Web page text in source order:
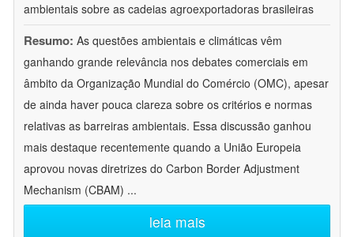
ambientais sobre as cadeias agroexportadoras brasileiras
Resumo: As questões ambientais e climáticas vêm
ganhando grande relevância nos debates comerciais em
âmbito da Organização Mundial do Comércio (OMC), apesar
de ainda haver pouca clareza sobre os critérios e normas
relativas as barreiras ambientais. Essa discussão ganhou
mais destaque recentemente quando a União Europeia
aprovou novas diretrizes do Carbon Border Adjustment
Mechanism (CBAM) ...
leia mais